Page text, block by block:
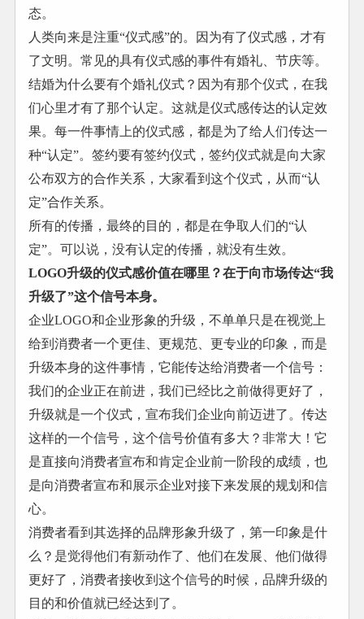
态。
人类向来是注重“仪式感”的。因为有了仪式感，才有
了文明。常见的具有仪式感的事件有婚礼、节庆等。
结婚为什么要有个婚礼仪式？因为有那个仪式，在我
们心里才有了那个认定。这就是仪式感传达的认定效
果。每一件事情上的仪式感，都是为了给人们传达一
种“认定”。签约要有签约仪式，签约仪式就是向大家
公布双方的合作关系，大家看到这个仪式，从而“认
定”合作关系。
所有的传播，最终的目的，都是在争取人们的“认
定”。可以说，没有认定的传播，就没有生效。
LOGO升级的仪式感价值在哪里？在于向市场传达“我
升级了”这个信号本身。
企业LOGO和企业形象的升级，不单单只是在视觉上
给到消费者一个更佳、更规范、更专业的印象，而是
升级本身的这件事情，它能传达给消费者一个信号：
我们的企业正在前进，我们已经比之前做得更好了，
升级就是一个仪式，宣布我们企业向前迈进了。传达
这样的一个信号，这个信号价值有多大？非常大！它
是直接向消费者宣布和肯定企业前一阶段的成绩，也
是向消费者宣布和展示企业对接下来发展的规划和信
心。
消费者看到其选择的品牌形象升级了，第一印象是什
么？是觉得他们有新动作了、他们在发展、他们做得
更好了，消费者接收到这个信号的时候，品牌升级的
目的和价值就已经达到了。